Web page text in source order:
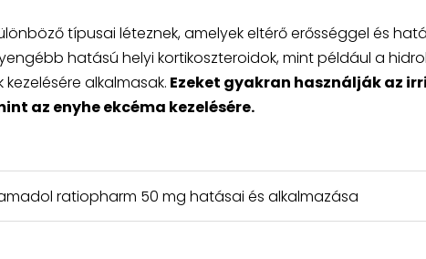
típusai léteznek, amelyek eltérő erősséggel és
hatású helyi kortikoszteroidok, mint például a
alkalmasak. Ezeket gyakran használják az
az enyhe ekcéma kezelésére.
ratiopharm 50 mg hatásai és alkalmazása